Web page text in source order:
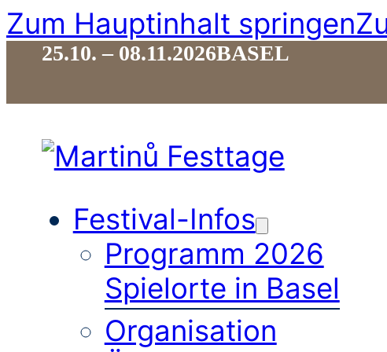
Zum Hauptinhalt springen
25.10. – 08.11.2026BASEL
Festival-Infos
Programm 2026
Spielorte in Basel
Organisation